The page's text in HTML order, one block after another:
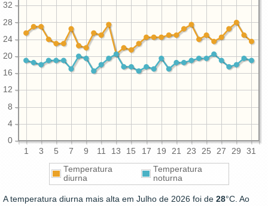
1 3 5 7 9 11 13 15 17 19 21 23 25 27 29 31
0
4
8
12
16
20
24
28
32
Temperatura
diurna
Temperatura
noturna
A temperatura diurna mais alta em Julho de 2026 foi de 28°C. Ao